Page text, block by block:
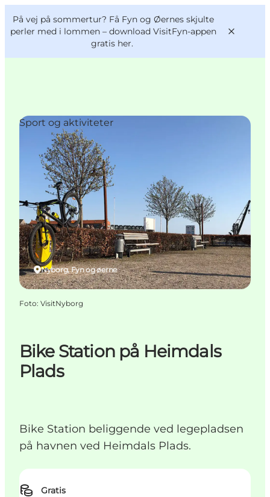
På vej på sommertur? Få Fyn og Øernes skjulte
perler med i lommen – download VisitFyn-appen
gratis her.
Oplevelser
Outdoor
Mad og drikke
Overnatning
Book lokale oplevelser
VisitFyn
Deutsch
Bike Station på Heimdals
Plads
Bike Station beliggende ved legepladsen
på havnen ved Heimdals Plads.
Gratis
Nyborg, Fyn og øerne
Sport og aktiviteter
Foto: VisitNyborg